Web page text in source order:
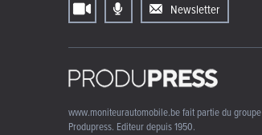
Newsletter
www.moniteurautomobile.be fait partie du groupe
Produpress. Editeur depuis 1950.